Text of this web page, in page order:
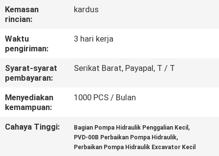
KONTROL
KUALITAS
HUBUNGI
KAMI
BERITA
Kemasan
rincian:
kardus
Waktu
pengiriman:
3 hari kerja
Syarat-syarat
pembayaran:
Serikat Barat, Payapal, T / T
Menyediakan
kemampuan:
1000 PCS / Bulan
Cahaya Tinggi: Bagian Pompa Hidraulik Penggalian Kecil ,
PVD-00B Perbaikan Pompa Hidraulik,
Perbaikan Pompa Hidraulik Excavator Kecil